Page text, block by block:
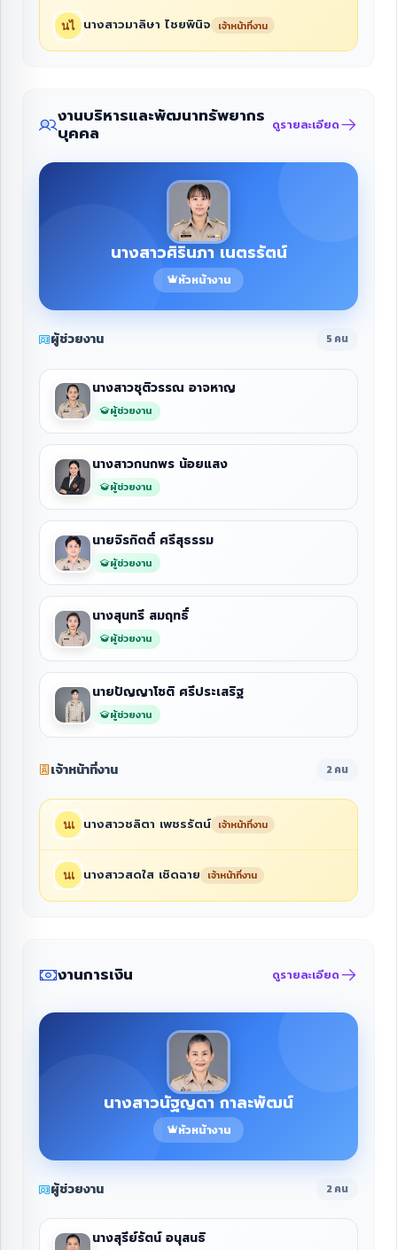
นางสาวมาลิษา ไชยพินิจ เจ้าหน้าที่งาน
งานบริหารและพัฒนาทรัพยากร
บุคคล
ดูรายละเอียด
นางสาวศิรินภา เนตรรัตน์
หัวหน้างาน
ผู้ช่วยงาน 5 คน
นางสาวชุติวรรณ อาจหาญ
ผู้ช่วยงาน
นางสาวกนกพร น้อยแสง
ผู้ช่วยงาน
นายจิรกิตติ์ ศรีสุธรรม
ผู้ช่วยงาน
นางสุนทรี สมฤทธิ์
ผู้ช่วยงาน
นายปัญญาโชติ ศรีประเสริฐ
ผู้ช่วยงาน
เจ้าหน้าที่งาน 2 คน
นางสาวชลิตา เพชรรัตน์ เจ้าหน้าที่งาน
นางสาวสดใส เชิดฉาย เจ้าหน้าที่งาน
งานการเงิน ดูรายละเอียด
นางสาวนัฐญดา กาละพัฒน์
หัวหน้างาน
ผู้ช่วยงาน 2 คน
นางสุรีย์รัตน์ อนุสนธิ